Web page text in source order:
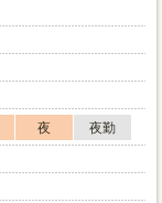
夜
夜勤